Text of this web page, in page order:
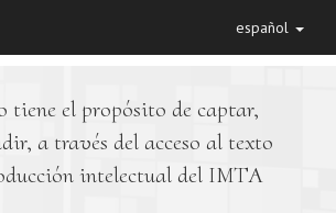
español
tiene el propósito de captar,
a través del acceso al texto
intelectual del IMTA